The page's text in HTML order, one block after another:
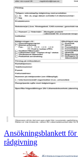
Ansökningsblankett
rådgivning